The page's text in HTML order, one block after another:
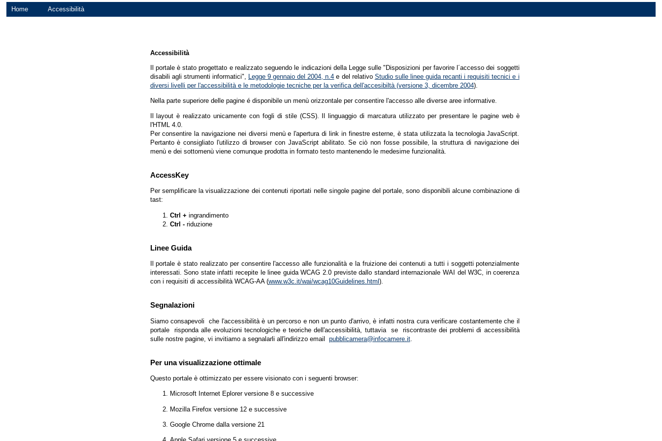
Home Accessibilità
Accessibilità
Il portale è stato progettato e realizzato seguendo le indicazioni della Legge sulle "Disposizioni per favorire l´accesso dei soggetti
disabili agli strumenti informatici", Legge 9 gennaio del 2004, n.4 e del relativo Studio sulle linee guida recanti i requisiti tecnici e i
diversi livelli per l'accessibilità e le metodologie tecniche per la verifica dell'accesibiltà (versione 3, dicembre 2004).
Nella parte superiore delle pagine é disponibile un menù orizzontale per consentire l'accesso alle diverse aree informative.
Il layout è realizzato unicamente con fogli di stile (CSS). Il linguaggio di marcatura utilizzato per presentare le pagine web è
l'HTML 4.0.
Per consentire la navigazione nei diversi menù e l'apertura di link in finestre esterne, è stata utilizzata la tecnologia JavaScript.
Pertanto è consigliato l'utilizzo di browser con JavaScript abilitato. Se ciò non fosse possibile, la struttura di navigazione dei
menù e dei sottomenù viene comunque prodotta in formato testo mantenendo le medesime funzionalità.
AccessKey
Per semplificare la visualizzazione dei contenuti riportati nelle singole pagine del portale, sono disponibili alcune combinazione di
tast:
Ctrl + ingrandimento
Ctrl -riduzione
Linee Guida
Il portale è stato realizzato per consentire l'accesso alle funzionalità e la fruizione dei contenuti a tutti i soggetti potenzialmente
interessati. Sono state infatti recepite le linee guida WCAG 2.0 previste dallo standard internazionale WAI del W3C, in coerenza
con i requisiti di accessibilità WCAG-AA (www.w3c.it/wai/wcag10Guidelines.html ).
Segnalazioni
Siamo consapevoli che l'accessibilità è un percorso e non un punto d'arrivo, è infatti nostra cura verificare costantemente che il
portale risponda alle evoluzioni tecnologiche e teoriche dell'accessibilità, tuttavia se riscontraste dei problemi di accessibilità
sulle nostre pagine, vi invitiamo a segnalarli all'indirizzo email pubblicamera@infocamere.it.
Per una visualizzazione ottimale
Questo portale è ottimizzato per essere visionato con i seguenti browser:
Microsoft Internet Eplorer versione 8 e successive
Mozilla Firefox versione 12 e successive
Google Chrome dalla versione 21